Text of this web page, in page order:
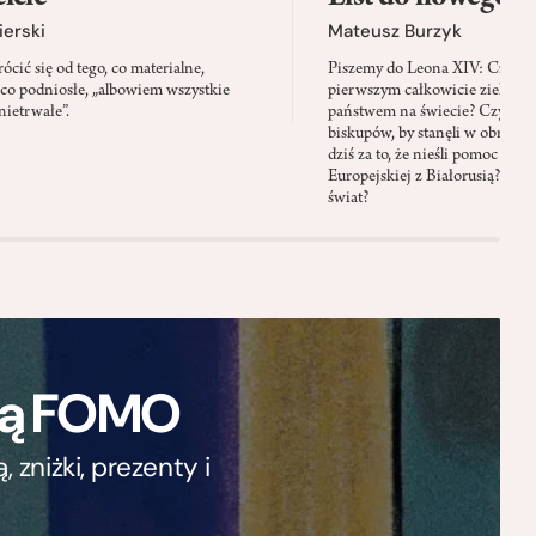
się od tego, co materialne,
podniosłe, „albowiem wszystkie
Mateusz Burzyk
Piszemy do Leona XIV: Czy
pierwszym całkowicie
państwem na świecie? Czy
biskupów, by stanęli w
dziś za to, że nieśli pomoc
Europejskiej z Białorusią? Czy
świat?
FOMO
zniżki, prezenty i